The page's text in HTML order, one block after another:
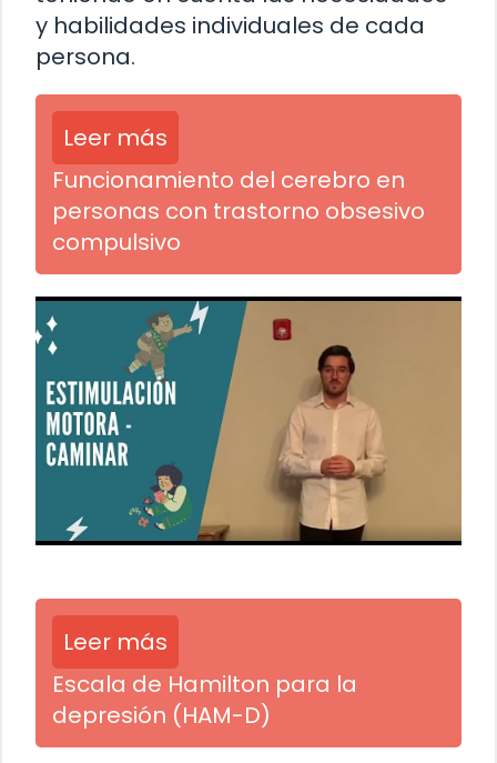
y habilidades individuales de cada
persona.
Leer más
Funcionamiento del cerebro en
personas con trastorno obsesivo
compulsivo
Leer más
Escala de Hamilton para la
depresión (HAM-D)